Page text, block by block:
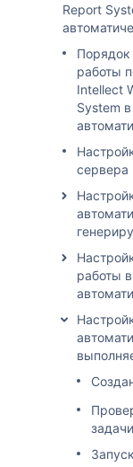
Report
Порядок
работы
Intellect
System в
сервера
работы в
задачи